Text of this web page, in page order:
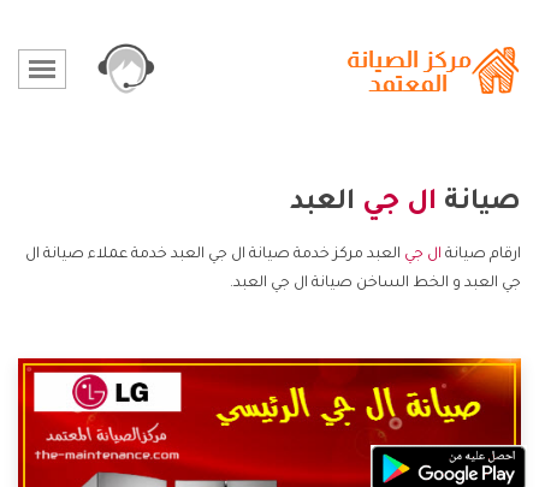
صيانة ال جي العبد
ارقام صيانة ال جي العبد مركز خدمة صيانة ال جي العبد خدمة عملاء صيانة ال
جي العبد و الخط الساخن صيانة ال جي العبد.